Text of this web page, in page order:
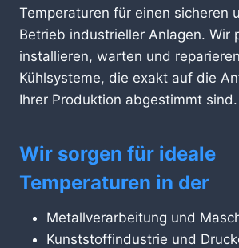
Temperaturen für einen sicheren
Betrieb industrieller Anlagen. Wir
installieren, warten und
Kühlsysteme, die exakt auf die
Ihrer Produktion abgestimmt sind.
Wir sorgen für ideale
Temperaturen in der
Metallverarbeitung und
Kunststoffindustrie und